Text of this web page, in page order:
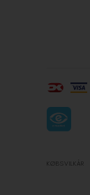
KØBSVILKÅR